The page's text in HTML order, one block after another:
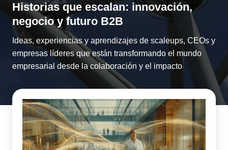
Historias que escalan: innovación,
negocio y futuro B2B
Ideas, experiencias y aprendizajes de scaleups, CEOs y
empresas líderes que están transformando el mundo
empresarial desde la colaboración y el impacto